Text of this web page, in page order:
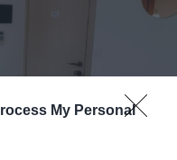
My Personal